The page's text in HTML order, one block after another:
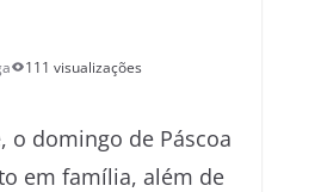
111 visualizações
o domingo de Páscoa
em família, além de